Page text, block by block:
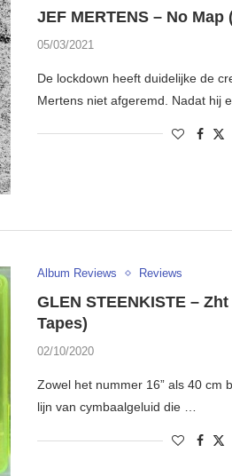
JEF MERTENS – No Map
05/03/2021
De lockdown heeft duidelijke de
Mertens niet afgeremd. Nadat hij
Album Reviews Reviews
GLEN STEENKISTE –
Tapes)
02/10/2020
Zowel het nummer 16” als 40 cm
lijn van cymbaalgeluid die …